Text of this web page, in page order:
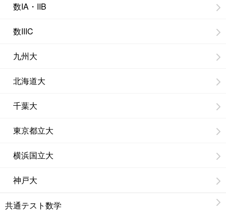
数IA・IIB
数IIIC
九州大
北海道大
千葉大
東京都立大
横浜国立大
神戸大
共通テスト数学